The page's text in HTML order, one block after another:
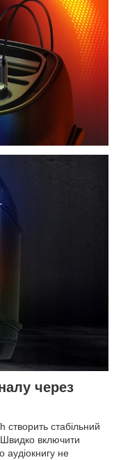
через
стабільний
Швидко включити
аудіокнигу не